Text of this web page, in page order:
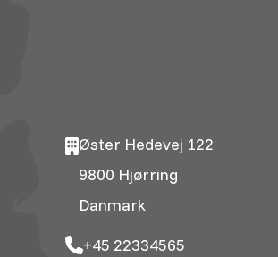
Øster Hedevej 122
9800 Hjørring
Danmark
+45 22334565